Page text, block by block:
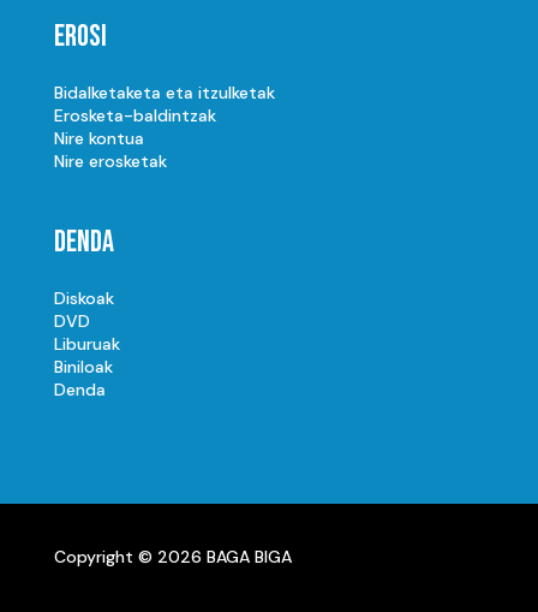
Erosi
Bidalketaketa eta itzulketak
Erosketa-baldintzak
Nire kontua
Nire erosketak
Denda
Diskoak
DVD
Liburuak
Biniloak
Denda
Copyright © 2026 BAGA BIGA